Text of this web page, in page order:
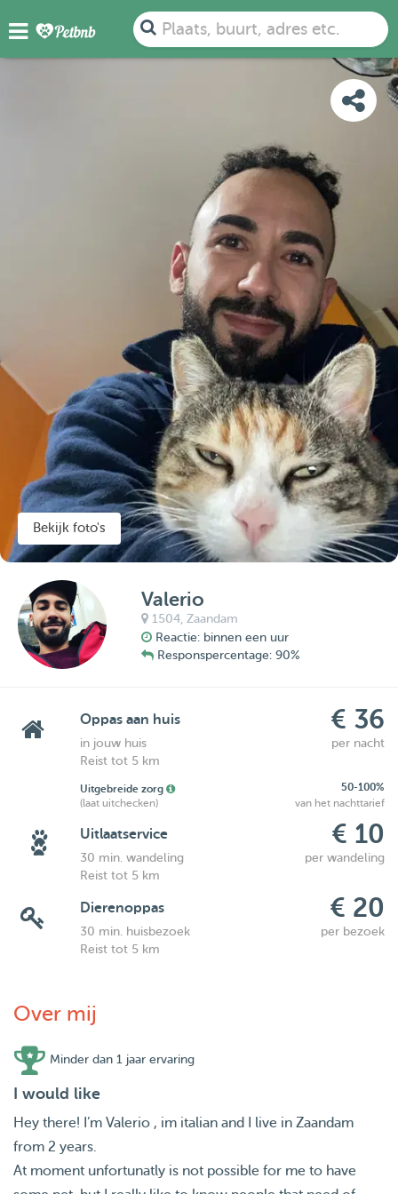
Plaats, buurt, adres etc.
FOTO'S DETAILS BESCHIKBAARHEID
KAART
Bekijk foto's
Valerio
1504,Zaandam
Reactie: binnen een uur
Responspercentage: 90%
Oppas aan huis € 36
in jouw huis
per nacht
Reist tot 5 km
Uitgebreide zorg
50-100%
(laat uitchecken)
van het nachttarief
Uitlaatservice € 10
30 min. wandeling
per wandeling
Reist tot 5 km
Dierenoppas € 20
30 min. huisbezoek
per bezoek
Reist tot 5 km
Over mij
Minder dan 1 jaar ervaring
I would like
Hey there! I’m Valerio , im italian and I live in Zaandam
from 2 years.
At moment unfortunatly is not possible for me to have